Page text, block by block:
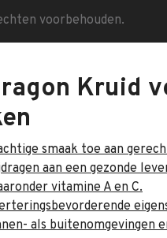
voorbehouden.
Kruid
smaak toe aan
aan een gezonde
vitamine A en C.
als buitenomgevingen